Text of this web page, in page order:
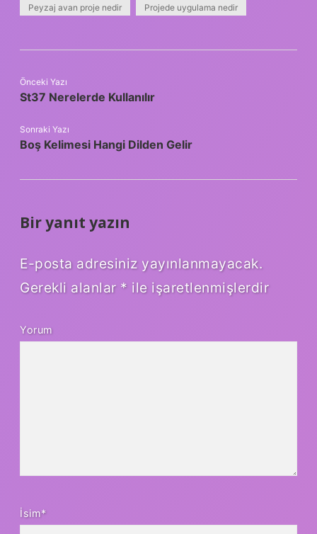
Peyzaj avan proje nedir Projede uygulama nedir
Önceki Yazı
St37 Nerelerde Kullanılır
Sonraki Yazı
Boş Kelimesi Hangi Dilden Gelir
Bir yanıt yazın
E-posta adresiniz yayınlanmayacak.
Gerekli alanlar * ile işaretlenmişlerdir
Yorum
İsim*